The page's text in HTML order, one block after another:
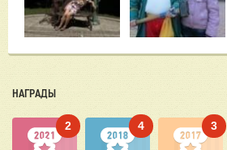
НАГРАДЫ
2 4 3